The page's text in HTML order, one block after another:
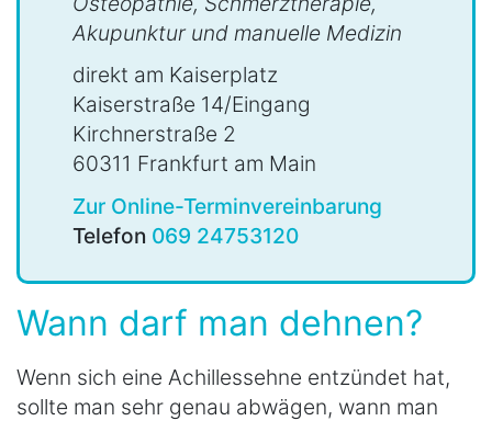
Akupunktur und manuelle Medizin
direkt am Kaiserplatz
Kaiserstraße 14/Eingang
Kirchnerstraße 2
60311 Frankfurt am Main
Zur Online-Terminvereinbarung
Telefon 069 24753120
Wann darf man dehnen?
Wenn sich eine Achillessehne entzündet hat,
sollte man sehr genau abwägen, wann man